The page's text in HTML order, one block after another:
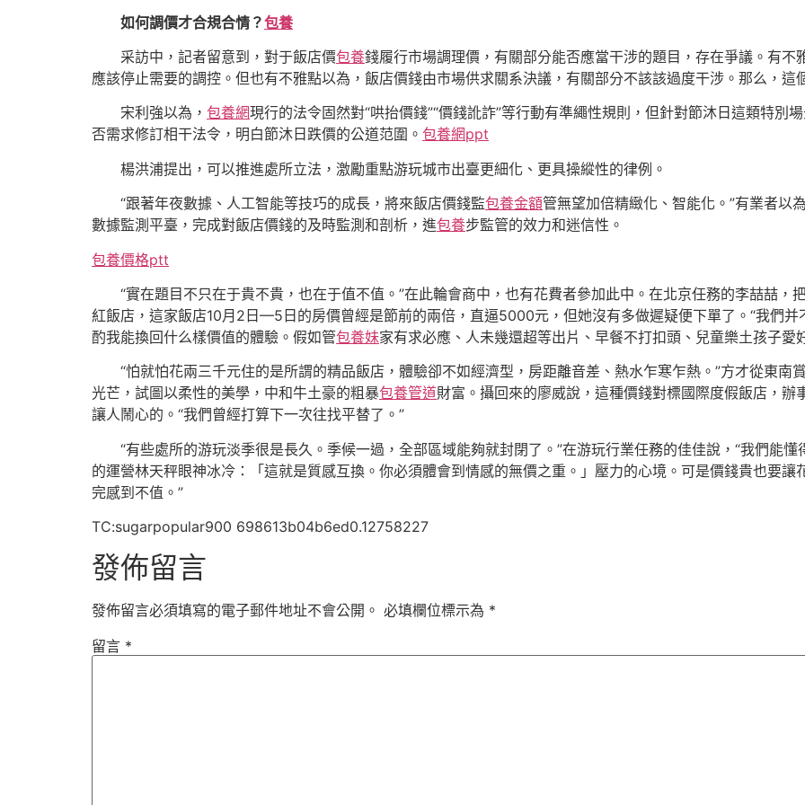
如何調價才合規合情？包養
采訪中，記者留意到，對于飯店價包養錢履行市場調理價，有關部分能否應當干涉的題目，存在爭議。有
應該停止需要的調控。但也有不雅點以為，飯店價錢由市場供求關系決議，有關部分不該該過度干涉。那么，這
宋利強以為， 包養網現行的法令固然對“哄抬價錢”“價錢訛詐”等行動有準繩性規則，但針對節沐日這類特別
否需求修訂相干法令，明白節沐日跌價的公道范圍。 包養網ppt
楊洪浦提出，可以推進處所立法，激勵重點游玩城市出臺更細化、更具操縱性的律例。
“跟著年夜數據、人工智能等技巧的成長，將來飯店價錢監包養金額管無望加倍精緻化、智能化。”有業者以
數據監測平臺，完成對飯店價錢的及時監測和剖析，進包養步監管的效力和迷信性。
包養價格ptt
“實在題目不只在于貴不貴，也在于值不值。”在此輪會商中，也有花費者參加此中。在北京任務的李喆喆，
紅飯店，這家飯店10月2日—5日的房價曾經是節前的兩倍，直逼5000元，但她沒有多做遲疑便下單了。“我們
酌我能換回什么樣價值的體驗。假如管包養妹家有求必應、人未幾還超等出片、早餐不打扣頭、兒童樂土孩子
“怕就怕花兩三千元住的是所謂的精品飯店，體驗卻不如經濟型，房距離音差、熱水乍寒乍熱。”方才從東南
光芒，試圖以柔性的美學，中和牛土豪的粗暴包養管道財富。攝回來的廖威說，這種價錢對標國際度假飯店，辦
讓人鬧心的。“我們曾經打算下一次往找平替了。”
“有些處所的游玩淡季很是長久。季候一過，全部區域能夠就封閉了。”在游玩行業任務的佳佳說，“我們能
的運營林天秤眼神冰冷：「這就是質感互換。你必須體會到情感的無價之重。」壓力的心境。可是價錢貴也要
完感到不值。”
TC:sugarpopular900 698613b04b6ed0.12758227
發佈留言
發佈留言必須填寫的電子郵件地址不會公開。 必填欄位標示為 *
留言 *